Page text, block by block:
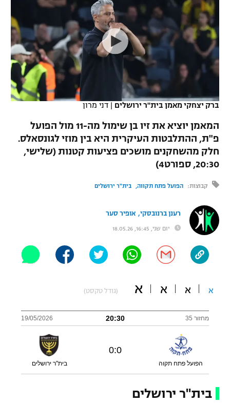
VOD
רץ ברשת
תוצאות
לוח שידורים
"מעל הליגה" – פודקאסט
"מחצית בשכונה" – פודקאסט
תקנון משתתפים וזוכים בפרסים
תקנון עבור פעילות אלקטרה
תקנון עבור פעילות ספורט 1 – "מרלן"
טניס
גיימינג E-Sports
נבחרת ישראל
מכבי חיפה
בית"ר ירושלים
הפועל תל אביב
הפועל חיפה
הפועל באר שבע
מכבי נתניה
בני יהודה
ליגה ספרדית
ליגה איטלקית
ליגה צרפתית
ליגה הולנדית
ליגה טורקית
ליגה סינית
ליגה ברזילאית
כדורסל נשים
מכבי תל אביב
הפועל חולון
הפועל ירושלים
דני אבדיה
יורוליג
יורוקאפ
טניס
כדוריד
כדורעף
שחייה
ג'ודו
אגרוף
היאבקות WWE
אופניים
פוטבול אמריקאי NFL
בייסבול MLB
ספורט אתגרי ואקסטרים
אומנויות לחימה
ברק יצחקי מאמן בית"ר ירושלים | דני מרון
המאמן יוציא את זיו בן שימול מה-11 מול הפועל
פ"ת, ההתלבטות העיקרית היא בין מוזי לגונסאלס.
חלק מהשחקנים מושכים פציעות קטנות (שלישי,
20:30, ספורט4)
קבוצות: הפועל פתח תקווה בית"ר ירושלים
רענן ברנובסקי, אופיר סער
יום שני, 16:45, 18.05.26
א א א א (גודל טקסט)
מחזור 35 20:30
19/05/2026
הפועל פתח תקוה
0
:
0
בית"ר ירושלים
בית"ר ירושלים